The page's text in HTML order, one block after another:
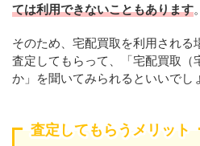
ては利用できないこともあります。
そのため、宅配買取を利用される
査定してもらって、「宅配買取（
か」を聞いてみられるといいでし
査定してもらうメリット